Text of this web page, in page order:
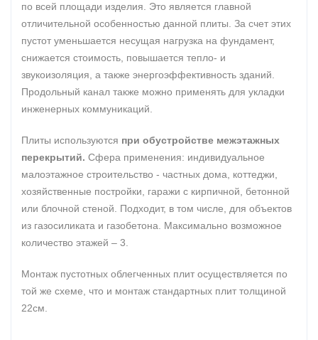
по всей площади изделия. Это является главной
отличительной особенностью данной плиты. За счет этих
пустот уменьшается несущая нагрузка на фундамент,
снижается стоимость, повышается тепло- и
звукоизоляция, а также энергоэффективность зданий.
Продольный канал также можно применять для укладки
инженерных коммуникаций.
Плиты используются при обустройстве межэтажных
перекрытий. Сфера применения: индивидуальное
малоэтажное строительство - частных дома, коттеджи,
хозяйственные постройки, гаражи с кирпичной, бетонной
или блочной стеной. Подходит, в том числе, для объектов
из газосиликата и газобетона. Максимально возможное
количество этажей – 3.
Монтаж пустотных облегченных плит осуществляется по
той же схеме, что и монтаж стандартных плит толщиной
22см.